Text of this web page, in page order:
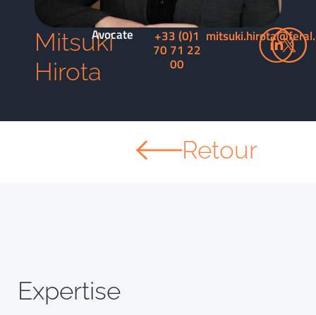
Mitsuki
Hirota
Avocate +33 (0)1
70 71 22
00
Retour
Expertise